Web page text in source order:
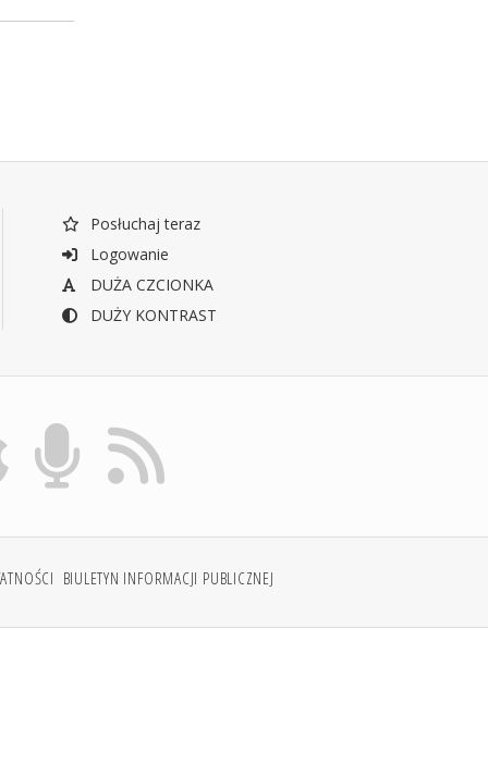
Posłuchaj teraz
Logowanie
DUŻA CZCIONKA
DUŻY KONTRAST
BIULETYN INFORMACJI PUBLICZNEJ